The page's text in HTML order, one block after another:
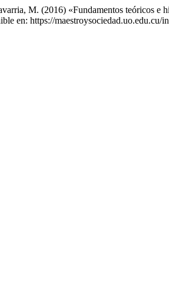
M. (2016) «Fundamentos teóricos e
en: https://